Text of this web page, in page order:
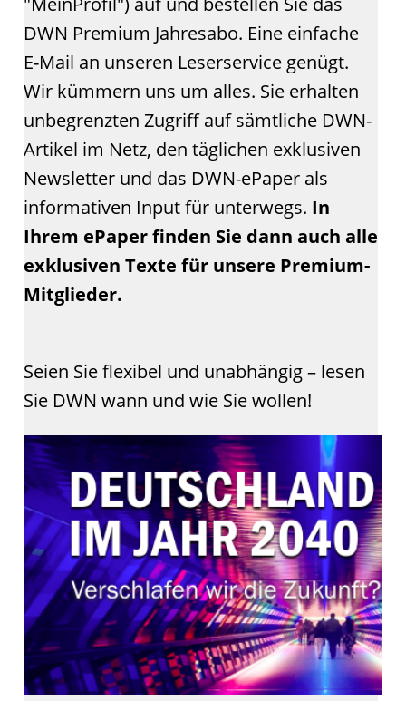
DWN Premium Jahresabo. Eine einfache
E-Mail an unseren Leserservice genügt.
Wir kümmern uns um alles. Sie erhalten
unbegrenzten Zugriff auf sämtliche DWN-
Artikel im Netz, den täglichen exklusiven
Newsletter und das DWN-ePaper als
informativen Input für unterwegs. In
Ihrem ePaper finden Sie dann auch alle
exklusiven Texte für unsere Premium-
Mitglieder.
Seien Sie flexibel und unabhängig – lesen
Sie DWN wann und wie Sie wollen!